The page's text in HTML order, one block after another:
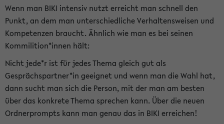
Wenn man BIKI intensiv nutzt erreicht man schnell den
Punkt, an dem man unterschiedliche Verhaltensweisen und
Kompetenzen braucht. Ähnlich wie man es bei seinen
Kommilition*innen hält:
Nicht jede*r ist für jedes Thema gleich gut als
Gesprächspartner*in geeignet und wenn man die Wahl hat,
dann sucht man sich die Person, mit der man am besten
über das konkrete Thema sprechen kann. Über die neuen
Ordnerprompts kann man genau das in BIKI erreichen!